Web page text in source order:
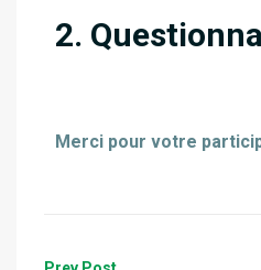
2.
Merci pour votre